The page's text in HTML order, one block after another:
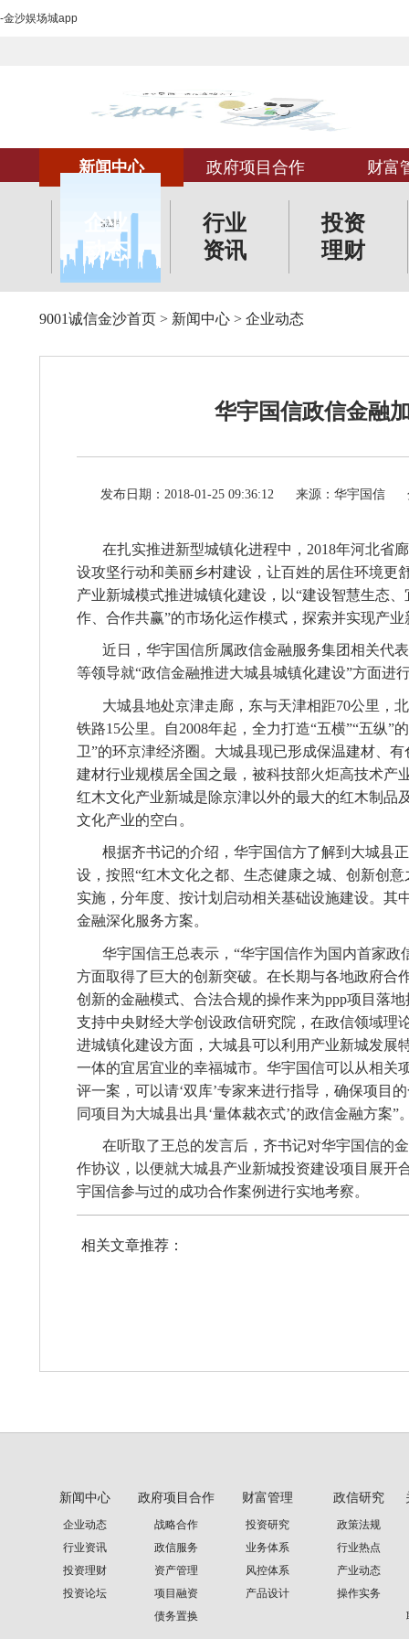
-金沙娱场城app
新闻中心 政府项目合作 财富
企业
动态
行业
资讯
投资
理财
9001诚信金沙首页 > 新闻中心 > 企业动态
华宇国信政信金融
发布日期：2018-01-25 09:36:12 来源：华宇国信
在扎实推进新型城镇化进程中， 2018年河北省
设攻坚行动和美丽乡村建设，让百姓的居住环境更
产业新城模式推进城镇化建设，以“建设智慧生态
作、合作共赢”的市场化运作模式，探索并实现产
近日，华宇国信所属政信金融服务集团相关代
等领导就“政信金融推进大城县城镇化建设”方面进
大城县地处京津走廊，东与天津相距70公里，
铁路15公里。自2008年起，全力打造“五横”“五纵”
卫”的环京津经济圈。大城县现已形成保温建材、
建材行业规模居全国之最，被科技部火炬高技术产
红木文化产业新城是除京津以外的最大的红木制品
文化产业的空白。
根据齐书记的介绍，华宇国信方了解到大城县
设，按照“红木文化之都、生态健康之城、创新创
实施，分年度、按计划启动相关基础设施建设。其
金融深化服务方案。
华宇国信王总表示，“华宇国信作为国内首家政
方面取得了巨大的创新突破。在长期与各地政府合
创新的金融模式、合法合规的操作来为ppp项目落地
支持中央财经大学创设政信研究院，在政信领域理
进城镇化建设方面，大城县可以利用产业新城发展
一体的宜居宜业的幸福城市。华宇国信可以从相关
评一案，可以请‘双库’专家来进行指导，确保项目
同项目为大城县出具‘量体裁衣式’的政信金融方案”
在听取了王总的发言后，齐书记对华宇国信的
作协议，以便就大城县产业新城投资建设项目展开
宇国信参与过的成功合作案例进行实地考察。
相关文章推荐：
新闻中心
企业动态
行业资讯
投资理财
投资论坛
政府项目合作
战略合作
政信服务
资产管理
项目融资
债务置换
财富管理
投资研究
业务体系
风控体系
产品设计
政信研究
政策法规
行业热点
产业动态
操作实务